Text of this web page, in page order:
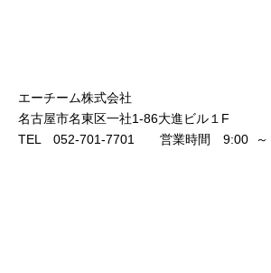
エーチーム株式会社
名古屋市名東区一社1-86大進ビル１F
TEL 052-701-7701 営業時間 9:00 ～